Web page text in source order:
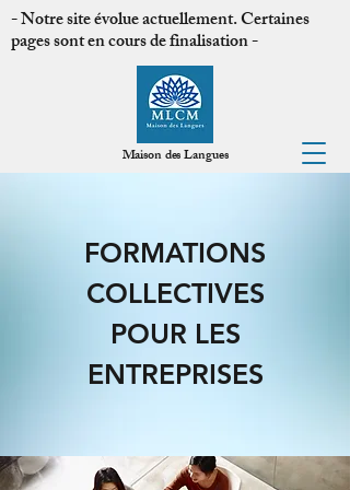
MLCM
Maison des Langues
- Notre site évolue actuellement. Certaines
pages sont en cours de finalisation -
FORMATIONS
COLLECTIVES
POUR LES
ENTREPRISES